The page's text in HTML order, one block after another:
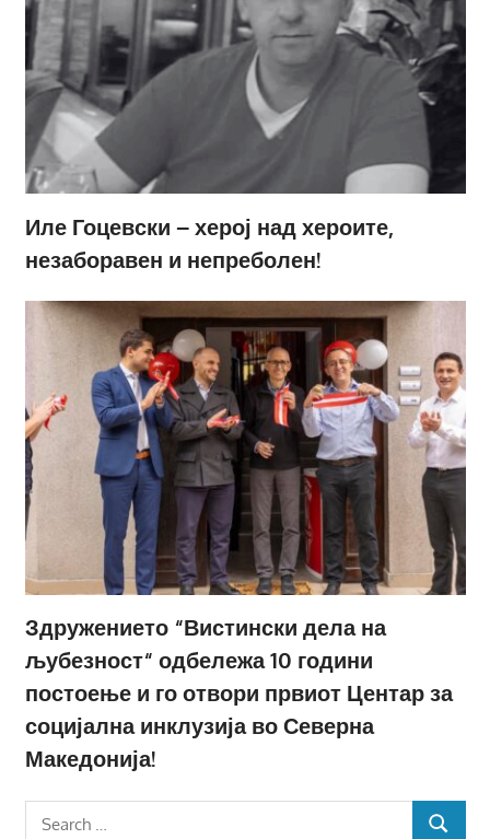
Иле Гоцевски – херој над хероите,
незаборавен и непреболен!
Здружението “Вистински дела на
љубезност“ одбележа 10 години
постоење и го отвори првиот Центар за
социјална инклузија во Северна
Македонија!
SEARCH